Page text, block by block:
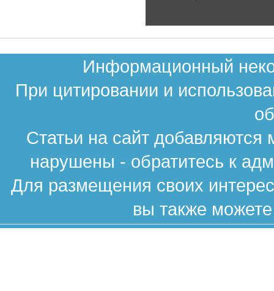
Информационный
При цитировании и
Статьи на сайт
нарушены - обратитесь к
Для размещения своих
вы также